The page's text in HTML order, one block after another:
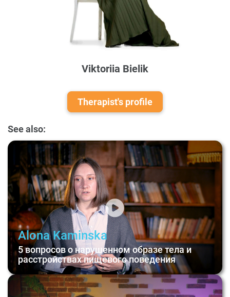
Viktoriia Bielik
Therapist's profile
See also:
Alona Kaminska
5 вопросов о нарушенном образе тела и
расстройствах пищевого поведения